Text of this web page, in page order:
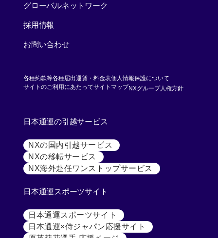
グローバルネットワーク
採用情報
お問い合わせ
各種約款等各種届出運賃・料金表個人情報保護について
サイトのご利用にあたってサイトマップNXグループ人権方針
日本通運の引越サービス
NXの国内引越サービス [別ウィンドウで開く]
NXの移転サービス [別ウィンドウで開く]
NX海外赴任ワンストップサービス [別ウィンドウで
日本通運スポーツサイト
日本通運スポーツサイト [別ウィンドウで開く]
日本通運×侍ジャパン応援サイト [別ウィンドウで開